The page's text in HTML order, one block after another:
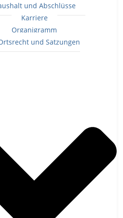
und Abschlüsse
Karriere
Organigramm
und Satzungen